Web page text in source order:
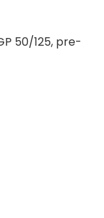
50/125, pre-